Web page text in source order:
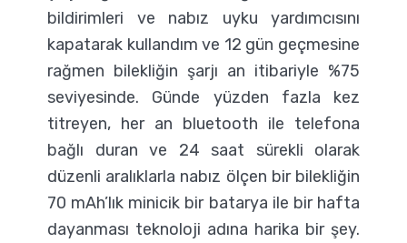
bildirimleri ve nabız uyku yardımcısını
kapatarak kullandım ve 12 gün geçmesine
rağmen bilekliğin şarjı an itibariyle %75
seviyesinde. Günde yüzden fazla kez
titreyen, her an bluetooth ile telefona
bağlı duran ve 24 saat sürekli olarak
düzenli aralıklarla nabız ölçen bir bilekliğin
70 mAh’lık minicik bir batarya ile bir hafta
dayanması teknoloji adına harika bir şey.